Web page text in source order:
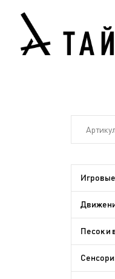
Песок и